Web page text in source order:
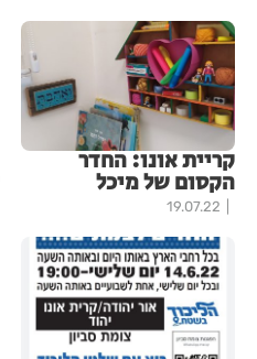
קריית אונו: החדר
הקסום של מיכל
19.07.22